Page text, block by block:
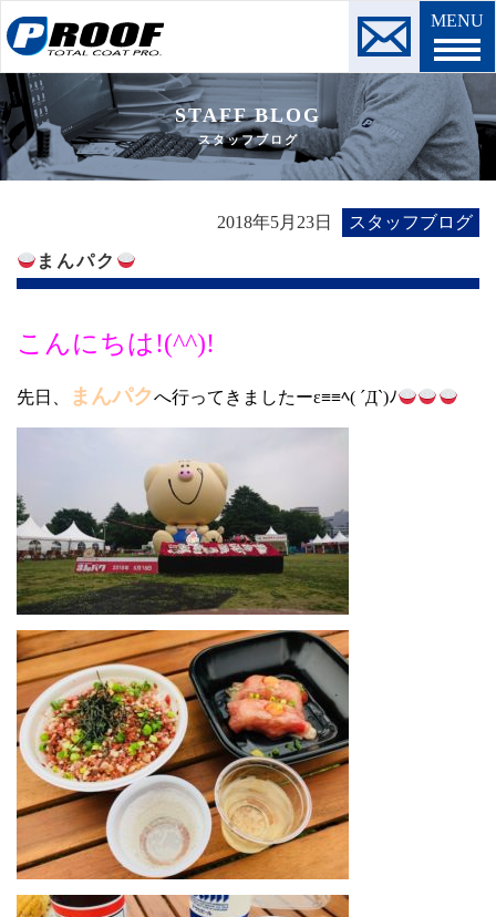
MENU
STAFF BLOG
スタッフブログ
2018年5月23日 スタッフブログ
まんパク
こんにちは!(^^)!
先日、 まんパクへ行ってきましたーε≡≡ﾍ( ´Д`)ﾉ